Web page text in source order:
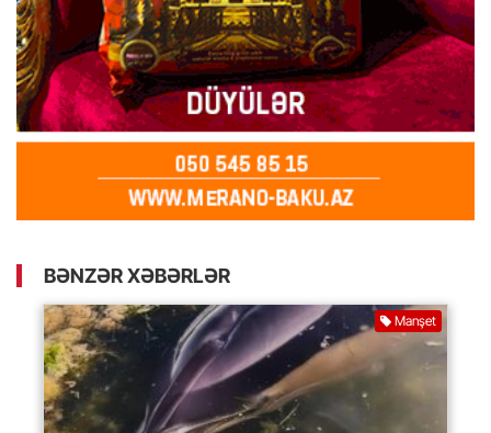
BƏNZƏR XƏBƏRLƏR
Manşet